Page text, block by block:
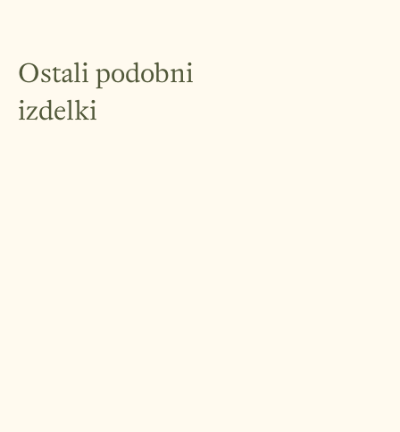
Ostali podobni
izdelki